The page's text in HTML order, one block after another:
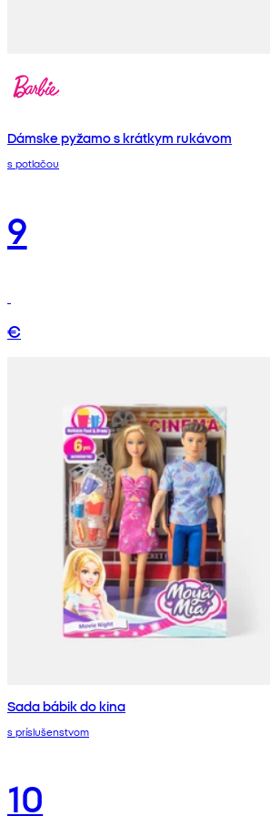
Dámske pyžamo s krátkym rukávom
s potlačou
9
€
Sada bábik do kina
s príslušenstvom
10